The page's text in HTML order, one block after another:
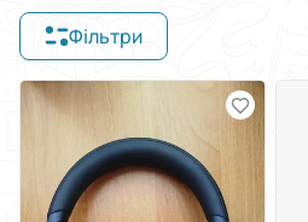
Фільтри
Відображати в
Сортувати за
Виберіть групу категорій